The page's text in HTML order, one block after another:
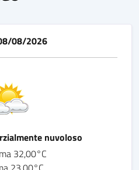
08/2026
nuvoloso
32,00°C